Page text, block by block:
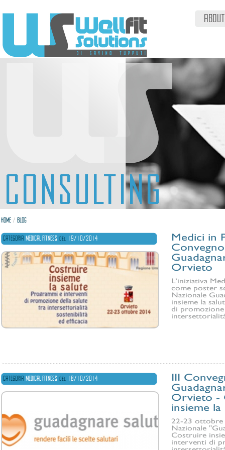
ABOUT
HOME / BLOG
CATEGORIA MEDICAL FITNESS del 19/10/2014
Medici in
Orvieto
L’iniziativa
come poster
Nazionale
insieme la
di
CATEGORIA MEDICAL FITNESS del 18/10/2014
III
Orvieto -
insieme la
22-23 ottobre
Nazionale
Costruire
interventi di